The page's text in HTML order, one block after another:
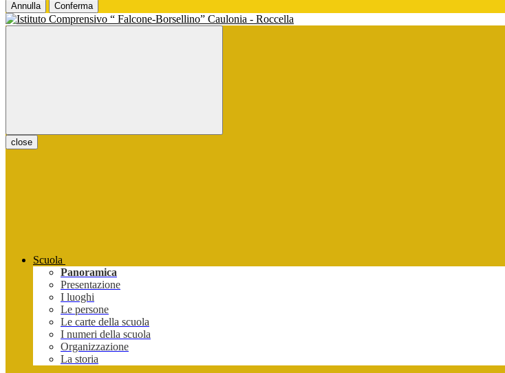
Annulla Conferma
close
Scuola
Panoramica
Presentazione
I luoghi
Le persone
Le carte della scuola
I numeri della scuola
Organizzazione
La storia